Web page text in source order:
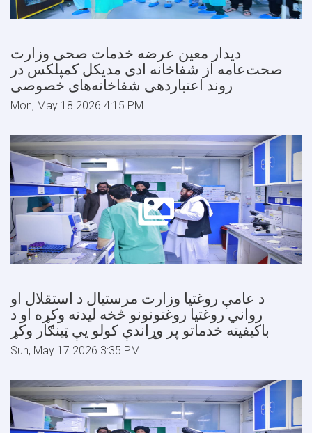
دیدار معین عرضه خدمات صحی وزارت
صحت‌عامه از شفاخانه ادی مدیکل کمپلکس در
روند اعتباردهی شفاخانه‌های خصوصی
Mon, May 18 2026 4:15 PM
د عامې روغتیا وزارت مرستیال د استقلال او
رواني روغتیا روغتونونو څخه لیدنه وکړه او د
باکیفیته خدماتو پر وړاندې کولو یې ټینګار وکړ
Sun, May 17 2026 3:35 PM